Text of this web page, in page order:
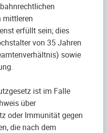
mittleren
erfüllt sein; dies
von 35 Jahren
sowie
ist im Falle
über
oder Immunität gegen
die nach dem